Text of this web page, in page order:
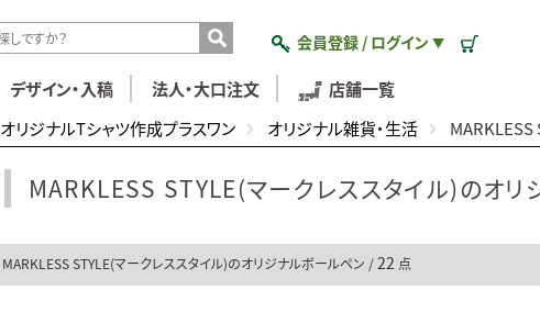
会員登録 / ログイン ▼
デザイン・入稿 法人・大口注文
店舗一覧
オリジナルTシャツ作成プラスワン オリジナル雑貨・生活 MARKLESS
MARKLESS STYLE(マークレススタイル)のオリ
MARKLESS STYLE(マークレススタイル)のオリジナルボールペン /22 点